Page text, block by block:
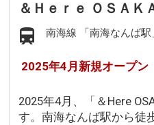
＆Ｈｅｒｅ ＯＳＡＫ
南海線 「南海なんば駅
2025年4月新規オープン
2025年4月、「＆Here
す。南海なんば駅から徒